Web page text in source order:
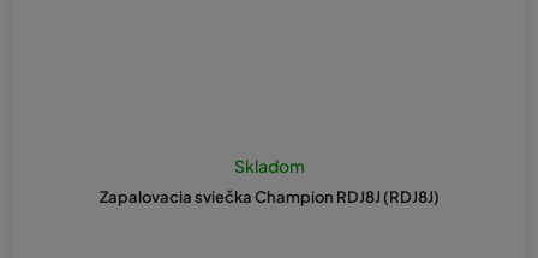
Zapalovacia sviečka Champion RDJ8J (RDJ8J)
Skladom